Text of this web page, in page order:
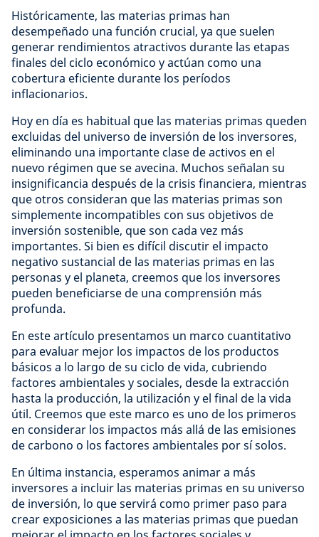
Históricamente, las materias primas han
desempeñado una función crucial, ya que suelen
generar rendimientos atractivos durante las etapas
finales del ciclo económico y actúan como una
cobertura eficiente durante los períodos
inflacionarios.
Hoy en día es habitual que las materias primas queden
excluidas del universo de inversión de los inversores,
eliminando una importante clase de activos en el
nuevo régimen que se avecina. Muchos señalan su
insignificancia después de la crisis financiera, mientras
que otros consideran que las materias primas son
simplemente incompatibles con sus objetivos de
inversión sostenible, que son cada vez más
importantes. Si bien es difícil discutir el impacto
negativo sustancial de las materias primas en las
personas y el planeta, creemos que los inversores
pueden beneficiarse de una comprensión más
profunda.
En este artículo presentamos un marco cuantitativo
para evaluar mejor los impactos de los productos
básicos a lo largo de su ciclo de vida, cubriendo
factores ambientales y sociales, desde la extracción
hasta la producción, la utilización y el final de la vida
útil. Creemos que este marco es uno de los primeros
en considerar los impactos más allá de las emisiones
de carbono o los factores ambientales por sí solos.
En última instancia, esperamos animar a más
inversores a incluir las materias primas en su universo
de inversión, lo que servirá como primer paso para
crear exposiciones a las materias primas que puedan